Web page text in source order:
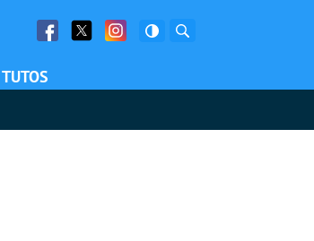
Facebook
Twitter Facebook
TUTOS